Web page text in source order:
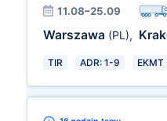
11.08–25.09
Warszawa (PL),
TIR ADR: 1-9 EKMT